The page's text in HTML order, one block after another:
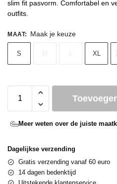
slim fit pasvorm. Comfortabel en
outfits.
MAAT: Maak je keuze
S XL
Meer weten over de juiste
Dagelijkse verzending
Gratis verzending vanaf 60 euro
14 dagen bedenktijd